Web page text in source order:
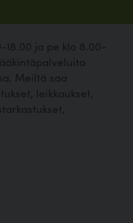
ja pe klo 8.00-
Meiltä saa
leikkaukset,